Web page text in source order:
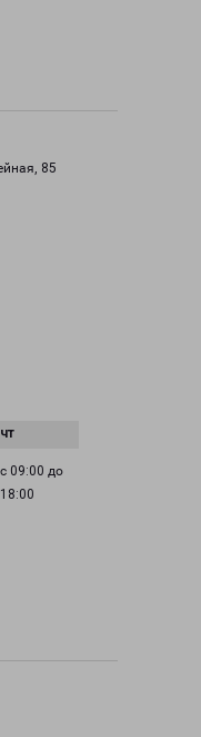
85
с 09:00 до
18:00